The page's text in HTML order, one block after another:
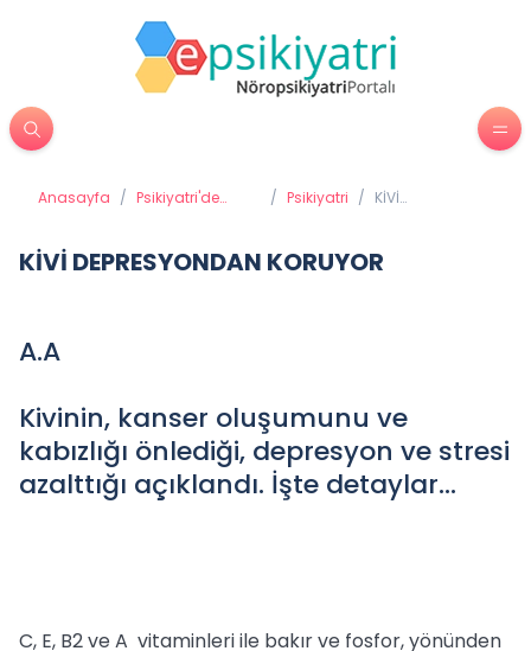
Anasayfa / Psikiyatri'de
/ Psikiyatri / KİVİ
KİVİ DEPRESYONDAN KORUYOR
A.A
Kivinin, kanser oluşumunu ve
kabızlığı önlediği, depresyon ve stresi
azalttığı açıklandı. İşte detaylar...
C, E, B2 ve A vitaminleri ile bakır ve fosfor, yönünden